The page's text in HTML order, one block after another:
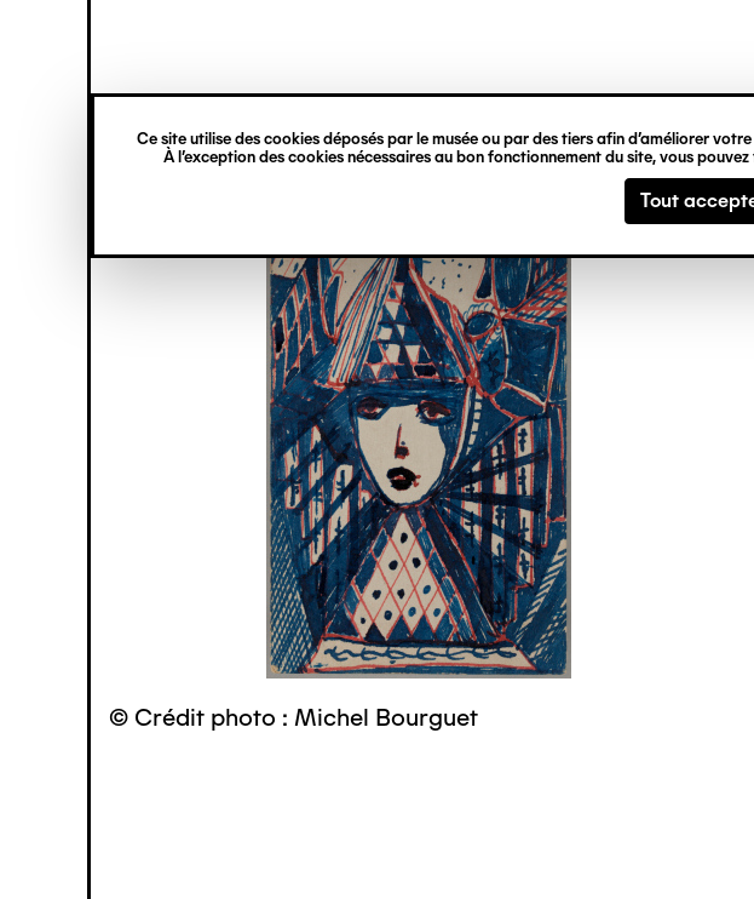
Ce site utilise des cookies déposés par le musée ou par des tiers afin d’améliorer
À l’exception des cookies nécessaires au bon fonctionnement du site, vous
Tout
principal
verticale
© Crédit photo : Michel Bourguet